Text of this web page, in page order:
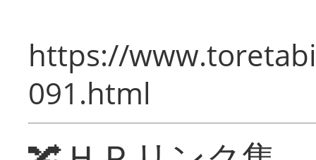
https://
091.html